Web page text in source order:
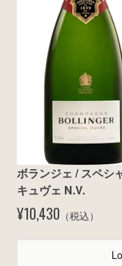
ボランジェ / スペシ
キュヴェ N.V.
¥10,430 （税込）